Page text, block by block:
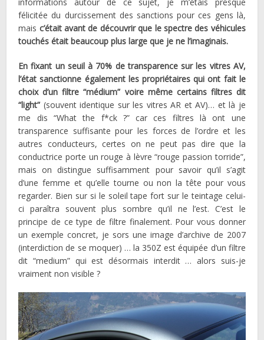
informations autour de ce sujet, je m’étais presque
félicitée du durcissement des sanctions pour ces gens là,
mais c’était avant de découvrir que le spectre des véhicules
touchés était beaucoup plus large que je ne l’imaginais.
En fixant un seuil à 70% de transparence sur les vitres AV,
l’état sanctionne également les propriétaires qui ont fait le
choix d’un filtre “médium” voire même certains filtres dit
“light” (souvent identique sur les vitres AR et AV)… et là je
me dis “What the f*ck ?” car ces filtres là ont une
transparence suffisante pour les forces de l’ordre et les
autres conducteurs, certes on ne peut pas dire que la
conductrice porte un rouge à lèvre “rouge passion torride”,
mais on distingue suffisamment pour savoir qu’il s’agit
d’une femme et qu’elle tourne ou non la tête pour vous
regarder. Bien sur si le soleil tape fort sur le teintage celui-
ci paraîtra souvent plus sombre qu’il ne l’est. C’est le
principe de ce type de filtre finalement. Pour vous donner
un exemple concret, je sors une image d’archive de 2007
(interdiction de se moquer) … la 350Z est équipée d’un filtre
dit “medium” qui est désormais interdit … alors suis-je
vraiment non visible ?